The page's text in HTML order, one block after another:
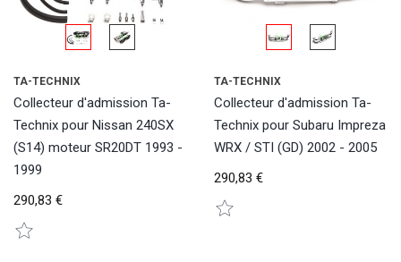
TA-TECHNIX
Collecteur d'admission Ta-
Technix pour Nissan 240SX
(S14) moteur SR20DT 1993 -
1999
290,83 €
TA-TECHNIX
Collecteur d'admission Ta-
Technix pour Subaru Impreza
WRX / STI (GD) 2002 - 2005
290,83 €